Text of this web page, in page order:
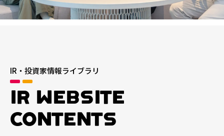
IR・投資家情報ライブラリ
IR WEBSITE
CONTENTS